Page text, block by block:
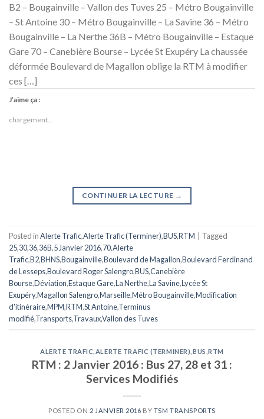
B2 – Bougainville – Vallon des Tuves 25 – Métro Bougainville
– St Antoine 30 – Métro Bougainville – La Savine 36 – Métro
Bougainville – La Nerthe 36B – Métro Bougainville – Estaque
Gare 70 – Canebière Bourse – Lycée St Exupéry La chaussée
déformée Boulevard de Magallon oblige la RTM à modifier
ces […]
J’aime ça :
chargement…
CONTINUER LA LECTURE →
Posted inAlerte Trafic,Alerte Trafic (Terminer),BUS,RTM
Tagged
25,30,36,36B,5 Janvier 2016,70,Alerte
Trafic,B2,BHNS,Bougainville,Boulevard de Magallon,Boulevard Ferdinand
de Lesseps,Boulevard Roger Salengro,BUS,Canebière
Bourse,Déviation,Estaque Gare,La Nerthe,La Savine,Lycée St
Exupéry,Magallon Salengro,Marseille,Métro Bougainville,Modification
d'itinéraire,MPM,RTM,St Antoine,Terminus
modifié,Transports,Travaux,Vallon des Tuves
ALERTE TRAFIC ALERTE TRAFIC (TERMINER) BUS ,RTM
RTM : 2 Janvier 2016 : Bus 27, 28 et 31 :
Services Modifiés
POSTED ON 2 JANVIER 2016 BY TSM TRANSPORTS